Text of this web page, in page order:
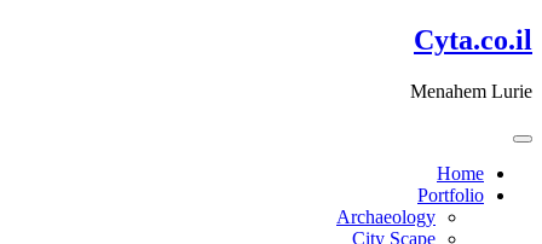
דלג
לתוכן
Cyta.co.il
Menahem Lurie
Home
Portfolio
Archaeology
City Scape